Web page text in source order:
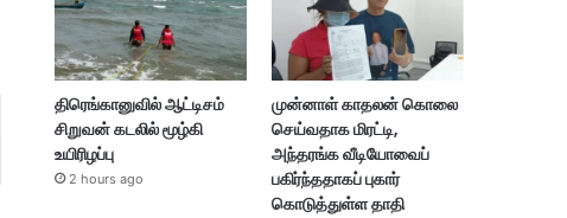
திரெங்கானுவில் ஆட்டிசம்
சிறுவன் கடலில் மூழ்கி
உயிரிழப்பு
2 hours ago
முன்னாள் காதலன் கொலை
செய்வதாக மிரட்டி,
அந்தரங்க வீடியோவைப்
பகிர்ந்ததாகப் புகார்
கொடுத்துள்ள தாதி